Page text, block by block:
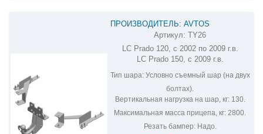
ПРОИЗВОДИТЕЛЬ: AVTOS
ФАРКОП НА TOYOTA LAND CRUISER
PRADO 120,150 TY26
Артикул: TY26
LC Prado 120, с 2002 по 2009 г.в.
LC Prado 150, с 2009 г.в.
Тип шара:Условно съемный шар (на двух
болтах).
Вертикальная нагрузка на шар, кг:130.
Максимальная масса прицепа, кг: 2800.
Резать бампер:Надо.